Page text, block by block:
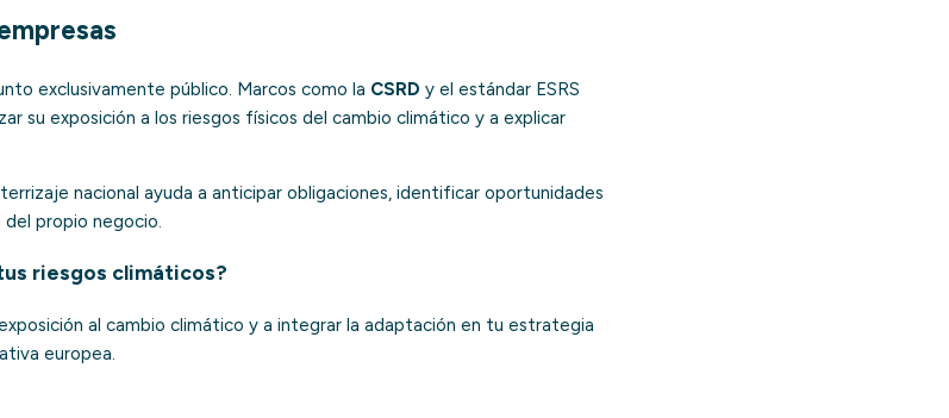
exclusivamente público. Marcos como la CSRD y el estándar ESRS
su exposición a los riesgos físicos del cambio climático y a explicar
nacional ayuda a anticipar obligaciones, identificar oportunidades
propio negocio.
riesgos climáticos?
al cambio climático y a integrar la adaptación en tu estrategia
europea.